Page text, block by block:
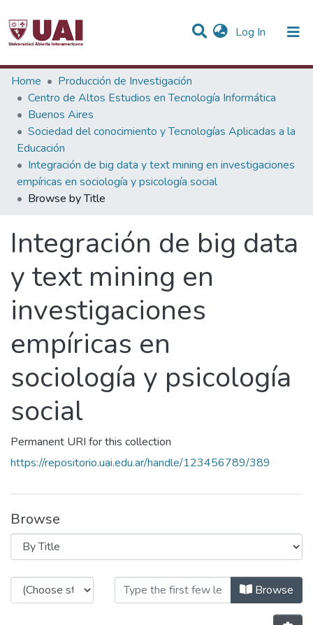
Log In (current)
Communities & Collections
All of DSpace
Home
Producción de Investigación
Centro de Altos Estudios en Tecnología Informática
Buenos Aires
Sociedad del conocimiento y Tecnologías Aplicadas a la
Educación
Integración de big data y text mining en investigaciones
empíricas en sociología y psicología social
Browse by Title
Integración de big data
y text mining en
investigaciones
empíricas en
sociología y psicología
social
Permanent URI for this collection
https://repositorio.uai.edu.ar/handle/123456789/389
Browse
Browsing Integración de big data
Browse